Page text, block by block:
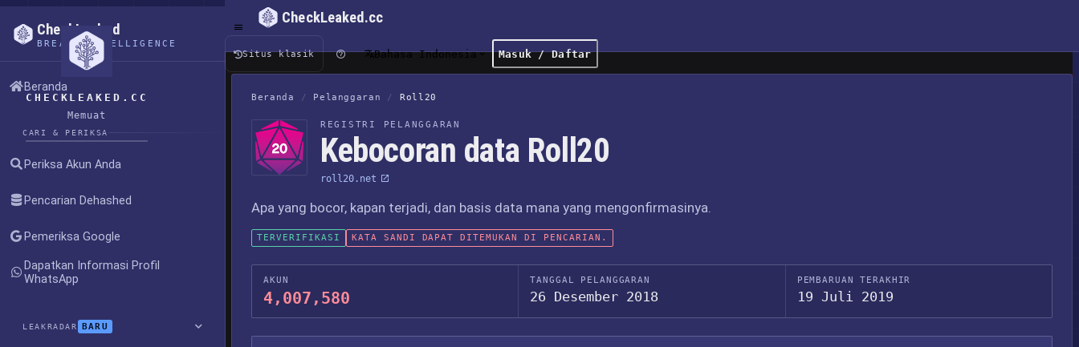
CHECKLEAKED.CC
Memuat
CheckLeaked
BREACH INTELLIGENCE
Beranda
CARI & PERIKSA
Periksa Akun Anda
Pencarian Dehashed
Pemeriksa Google
Dapatkan Informasi Profil
WhatsApp
LEAKRADAR BARU
CheckLeaked.cc
Situs klasik Bahasa Indonesia Masuk / Daftar
Beranda / Pelanggaran / Roll20
REGISTRI PELANGGARAN
Kebocoran data Roll20
roll20.net
Apa yang bocor, kapan terjadi, dan basis data mana yang mengonfirmasinya.
TERVERIFIKASI KATA SANDI DAPAT DITEMUKAN DI PENCARIAN.
AKUN
4,007,580
TANGGAL PELANGGARAN
26 Desember 2018
PEMBARUAN TERAKHIR
19 Juli 2019